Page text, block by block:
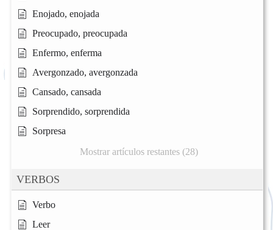
Enojado, enojada
Preocupado, preocupada
Enfermo, enferma
Avergonzado, avergonzada
Cansado, cansada
Sorprendido, sorprendida
Sorpresa
Mostrar artículos restantes (28)
VERBOS
Verbo
Leer